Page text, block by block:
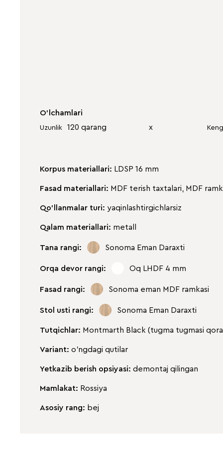
O'lchamlari
Uzunlik 120 qarang х
Korpus materiallari: LDSP 16 mm
Fasad materiallari: MDF terish taxtalari, MDF
Qo'llanmalar turi: yaqinlashtirgichlarsiz
Qalam materiallari: metall
Tana rangi: Sonoma Eman Daraxti
Orqa devor rangi: Oq LHDF 4 mm
Fasad rangi: Sonoma eman MDF ramkasi
Stol usti rangi: Sonoma Eman Daraxti
Tutqichlar: Montmarth Black (tugma tugmasi
Variant: o'ngdagi qutilar
Yetkazib berish opsiyasi: demontaj qilingan
Mamlakat: Rossiya
Asosiy rang: bej